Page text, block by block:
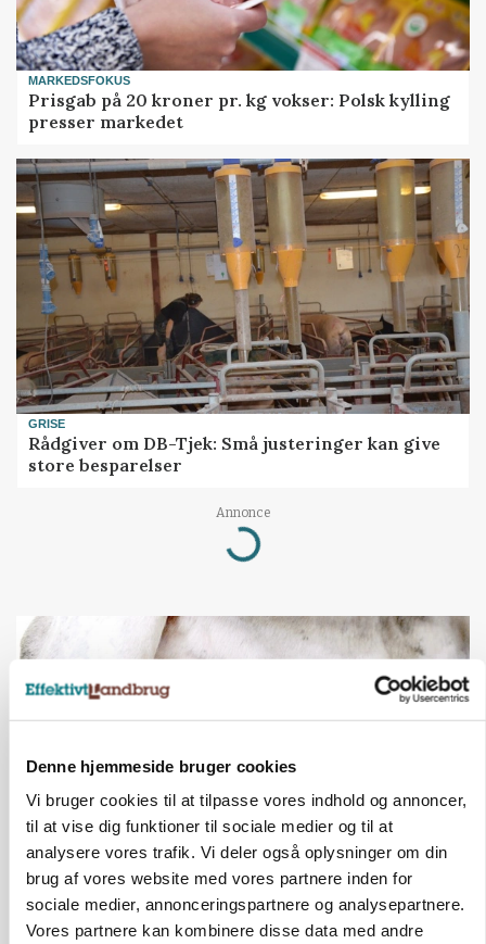
Denne hjemmeside bruger cookies
Vi bruger cookies til at tilpasse vores indhold og annoncer,
til at vise dig funktioner til sociale medier og til at
analysere vores trafik. Vi deler også oplysninger om din
brug af vores website med vores partnere inden for
sociale medier, annonceringspartnere og analysepartnere.
Vores partnere kan kombinere disse data med andre
MARKEDSFOKUS
Prisgab på 20 kroner pr. kg vokser: Polsk kylling
presser markedet
GRISE
Rådgiver om DB-Tjek: Små justeringer kan give
store besparelser
Annonce
Loading...
MARKED
Russisk mælkepris dykker 23 procent